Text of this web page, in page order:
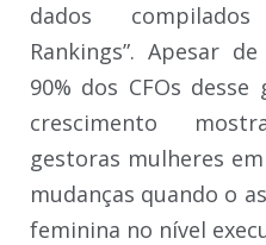
dados
Rankings”. Apesar
90% dos CFOs
crescimento
gestoras mulheres
mudanças quando o
feminina no nível